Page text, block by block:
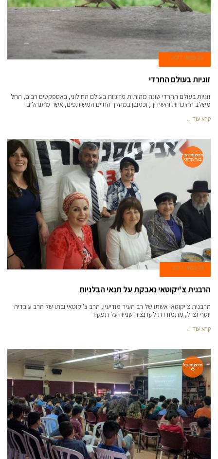
25 במאי 2017
זוגיות בעולם החרדי
זוגיות בעולם החרדי שונה מהותית מזוגיות בעולם החילוני, באספקטים רבים, החל
משלב ההיכרות והשידוך, וכמובן במהלך החיים המשותפים, אשר מתנהלים
קרא עוד ←
חדשות הצי
בור הדתי
21 במאי 2017
הרבנית צ'יקוטאי נאבקת על תנאי הבלניות
הרבנית צ'יקוטאי אשתו של רב העיר מודיעין, הרב צ'יקוטאי ובתו של הרב עובדיה
יוסף זצ"ל, מתמודדת לקדנציה שנייה על תפקיד
קרא עוד ←
חדשות כל
לי